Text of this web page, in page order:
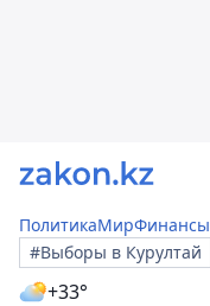
ПолитикаМирФинансы
#Выборы в Курултай
+33°